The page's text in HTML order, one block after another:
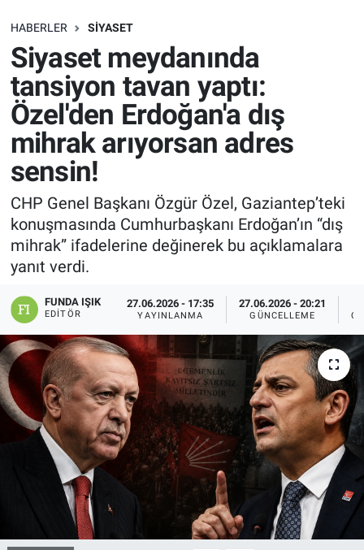
HABERLER SIYASET
Siyaset meydanında
tansiyon tavan yaptı:
Özel'den Erdoğan'a dış
mihrak arıyorsan adres
sensin!
CHP Genel Başkanı Özgür Özel, Gaziantep’teki
konuşmasında Cumhurbaşkanı Erdoğan’ın “dış
mihrak” ifadelerine değinerek bu açıklamalara
yanıt verdi.
FUNDA IŞIK
EDITÖR
27.06.2026 - 17:35
YAYINLANMA
27.06.2026 - 20:21
GÜNCELLEME
SAĞLIK
EKONOMİ
EĞİTİM
ÖZEL HABER
Keşfet
ASTROLOJİ
MANŞET
RESMİ İLANLAR
İLAN
Bize ulaşın
İletişim/Künye
Yaşam
Gözden Kaçmasın